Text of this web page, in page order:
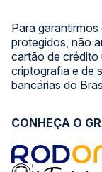
Para
protegidos, não
cartão de
criptografia e de
bancárias do
CONHEÇA O